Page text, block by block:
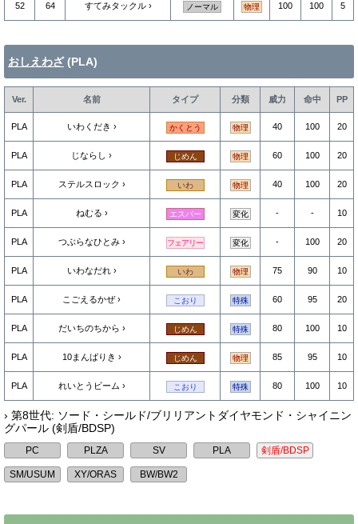
52 64 すてみタックル ノーマル 物理 100 100 5
おしえわざ(PLA)
Ver. 名前 タイプ 分類 威力 命中 PP
PLA いわくだき かくとう 物理 40 100 20
PLA じならし じめん 物理 60 100 20
PLA ステルスロック いわ 物理 40 100 20
PLA ねむる エスパー 変化 - - 10
PLA つぶらなひとみ フェアリー 変化 - 100 20
PLA いわなだれ いわ 物理 75 90 10
PLA こごえるかぜ こおり 特殊 60 95 20
PLA だいちのちから じめん 特殊 80 100 10
PLA 10まんばりき じめん 物理 85 95 10
PLA れいとうビーム こおり 特殊 80 100 10
› 第8世代: ソード・シールド/ブリリアントダイヤモンド・シャイニン
グパール (剣盾/BDSP)